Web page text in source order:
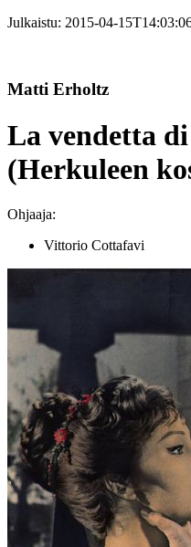
Julkaistu: 2015-04-
Matti Erholtz
La vendetta
(Herkuleen
Ohjaaja:
Vittorio Cottafavi